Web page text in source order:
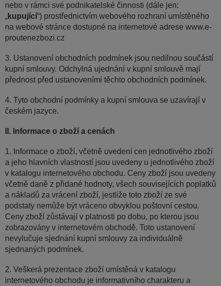
nebo v rámci své podnikatelské činnosti (dále jen:
„kupující“) prostřednictvím webového rozhraní umístěného
na webové stránce dostupné na internetové adrese www.e-
proutenezbozi.cz
3. Ustanovení obchodních podmínek jsou nedílnou součástí
kupní smlouvy. Odchylná ujednání v kupní smlouvě mají
přednost před ustanoveními těchto obchodních podmínek.
4. Tyto obchodní podmínky a kupní smlouva se uzavírají v
českém jazyce.
II. Informace o zboží a cenách
1. Informace o zboží, včetně uvedení cen jednotlivého zboží
a jeho hlavních vlastností jsou uvedeny u jednotlivého zboží
v katalogu internetového obchodu. Ceny zboží jsou uvedeny
včetně daně z přidané hodnoty, všech souvisejících poplatků
a nákladů za vrácení zboží, jestliže toto zboží ze své
podstaty nemůže být vráceno obvyklou poštovní cestou.
Ceny zboží zůstávají v platnosti po dobu, po kterou jsou
zobrazovány v internetovém obchodě. Toto ustanovení
nevylučuje sjednání kupní smlouvy za individuálně
sjednaných podmínek.
2. Veškerá prezentace zboží umístěná v katalogu
internetového obchodu je informativního charakteru a